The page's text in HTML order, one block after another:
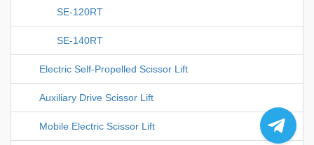
SE-120RT
SE-140RT
Electric Self-Propelled Scissor Lift
Auxiliary Drive Scissor Lift
Mobile Electric Scissor Lift